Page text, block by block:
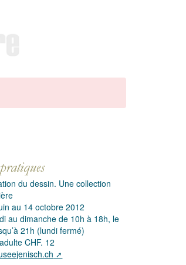
du dessin. Une collection
au 14 octobre 2012
au dimanche de 10h à 18h, le
21h (lundi fermé)
CHF. 12